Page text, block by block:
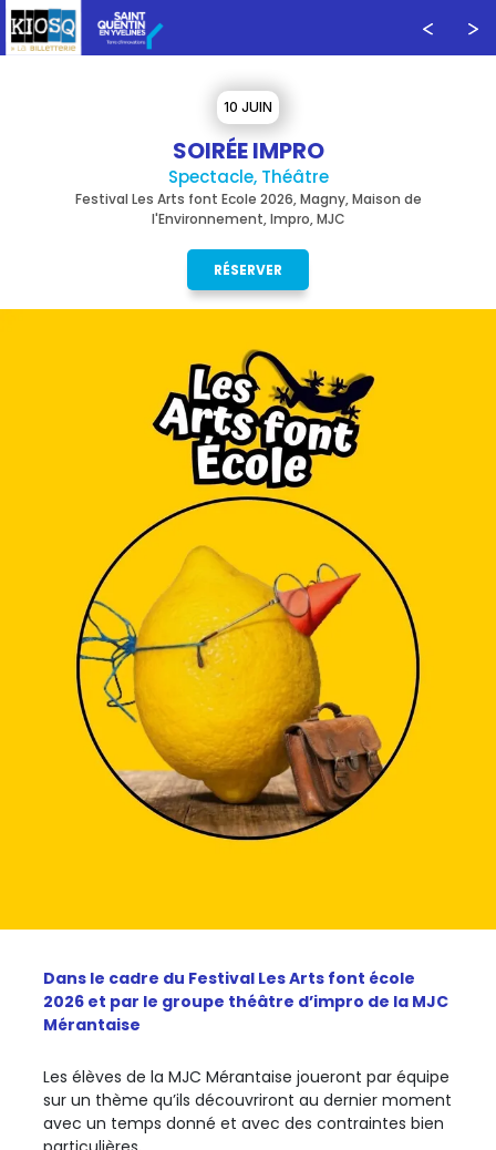
10 JUIN
SOIRÉE IMPRO
Spectacle, Théâtre
Festival Les Arts font Ecole 2026, Magny, Maison de
l'Environnement, Impro, MJC
RÉSERVER
Dans le cadre du Festival Les Arts font école
2026 et par le groupe théâtre d’impro de la MJC
Mérantaise
Les élèves de la MJC Mérantaise joueront par équipe
sur un thème qu’ils découvriront au dernier moment
avec un temps donné et avec des contraintes bien